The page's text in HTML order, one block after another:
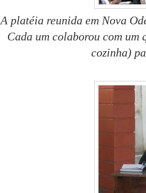
A platéia reunida em Nova
Cada um colaborou com
cozinha)